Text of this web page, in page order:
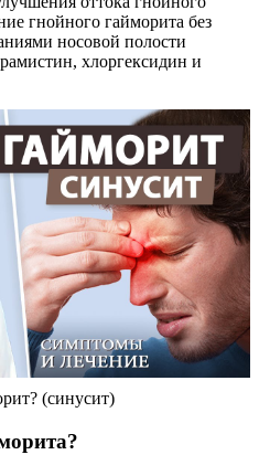
гнойного гайморита без
носовой полости
хлоргексидин и
(синусит)